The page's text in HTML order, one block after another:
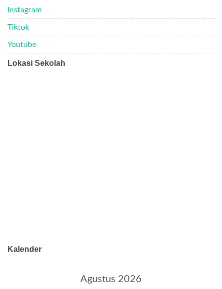
Instagram
Tiktok
Youtube
Lokasi Sekolah
Kalender
Agustus 2026